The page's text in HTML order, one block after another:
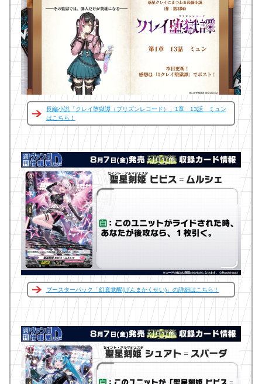
長編小説「クレイ堕獄譚（プリズンレコード）」1章 13話 ミュン
はこちら！
ブースターパック「幻真覚醒(げんまかくせい)」の詳細はこちら！